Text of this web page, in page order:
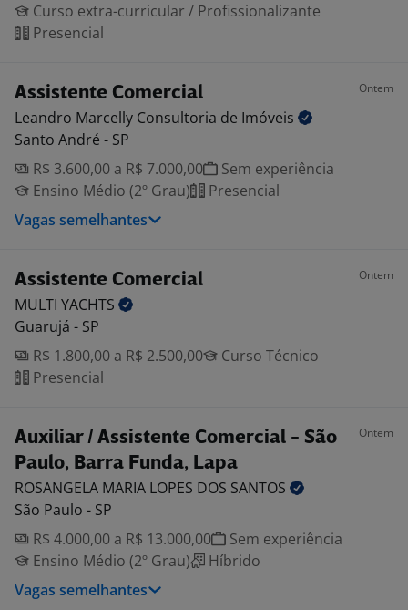
Curso extra-curricular / Profissionalizante
Presencial
Assistente Comercial Ontem
Leandro Marcelly Consultoria de Imóveis
Santo André - SP
R$ 3.600,00 a R$ 7.000,00
Sem experiência
Ensino Médio (2º Grau)
Presencial
Vagas semelhantes
Assistente Comercial Ontem
MULTI YACHTS
Guarujá - SP
R$ 1.800,00 a R$ 2.500,00
Curso Técnico
Presencial
Auxiliar / Assistente Comercial - São
Paulo, Barra Funda, Lapa
Ontem
ROSANGELA MARIA LOPES DOS SANTOS
São Paulo - SP
R$ 4.000,00 a R$ 13.000,00
Sem experiência
Ensino Médio (2º Grau)
Híbrido
Vagas semelhantes